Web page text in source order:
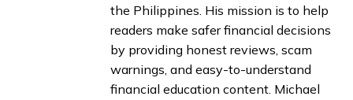
the Philippines. His mission is to help
readers make safer financial decisions
by providing honest reviews, scam
warnings, and easy-to-understand
financial education content. Michael